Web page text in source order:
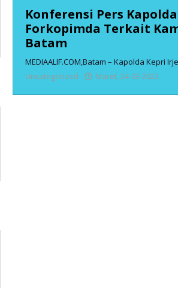
Konferensi Pers
Forkopimda Terkait
Batam
MEDIAALIF.COM,Batam – Kapolda Kepri
Uncategorized
Maret, 24-03-2023